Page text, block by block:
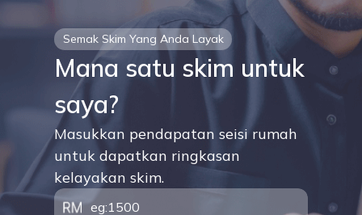
Semak Skim Yang Anda Layak
Mana satu skim untuk
saya?
Masukkan pendapatan seisi rumah
untuk dapatkan ringkasan
kelayakan skim.